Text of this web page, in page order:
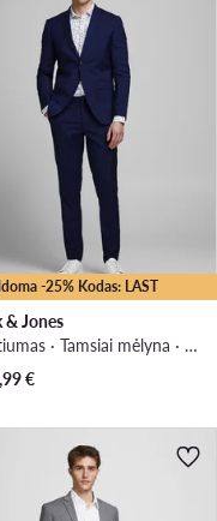
-25% Kodas: LAST
& Jones
Kostiumas · Tamsiai mėlyna · Extra Slim Fit
€